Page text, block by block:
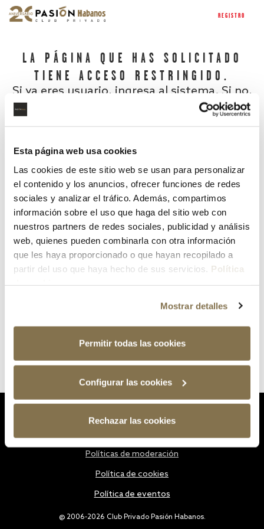
Esta página web usa cookies
Las cookies de este sitio web se usan para personalizar
el contenido y los anuncios, ofrecer funciones de redes
sociales y analizar el tráfico. Además, compartimos
información sobre el uso que haga del sitio web con
nuestros partners de redes sociales, publicidad y análisis
web, quienes pueden combinarla con otra información
que les haya proporcionado o que hayan recopilado a
partir del uso que haya hecho de sus servicios. Política
Mostrar detalles
Permitir todas las cookies
Configurar las cookies
Rechazar las cookies
REGISTRO
LA PÁGINA QUE HAS SOLICITADO
TIENE ACCESO RESTRINGIDO.
Si ya eres usuario, ingresa al sistema. Si no,
¿Has olvidado tu contraseña?
@ 2006-2026 Club Privado Pasión Habanos.
Políticas de moderación
Política de cookies
Política de eventos